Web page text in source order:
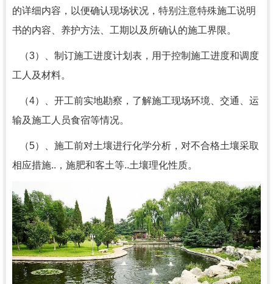
的详细内容，以便确认现场状况，特别注意特殊施工说明
书的内容、养护方法、工期以及所确认的施工界限。
（3）、制订施工进度计划表，用于控制施工进度和调度
工人及材料。
（4）、开工前实地勘察，了解施工现场环境、交通、运
输及施工人员食宿等情况。
（5）、施工前对土壤进行化学分析，对不合格土壤采取
相应措施..，施肥和客土等..土壤理化性质。